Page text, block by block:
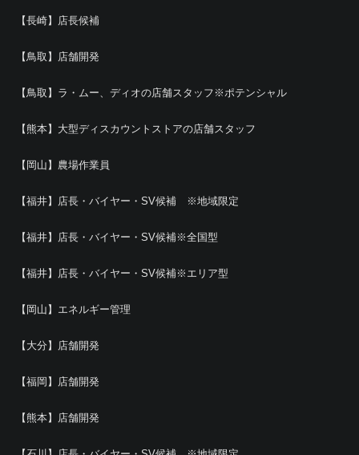
【長崎】店長候補
【鳥取】店舗開発
【鳥取】ラ・ムー、ディオの店舗スタッフ※ポテンシャル
【熊本】大型ディスカウントストアの店舗スタッフ
【岡山】農場作業員
【福井】店長・バイヤー・SV候補 ※地域限定
【福井】店長・バイヤー・SV候補※全国型
【福井】店長・バイヤー・SV候補※エリア型
【岡山】エネルギー管理
【大分】店舗開発
【福岡】店舗開発
【熊本】店舗開発